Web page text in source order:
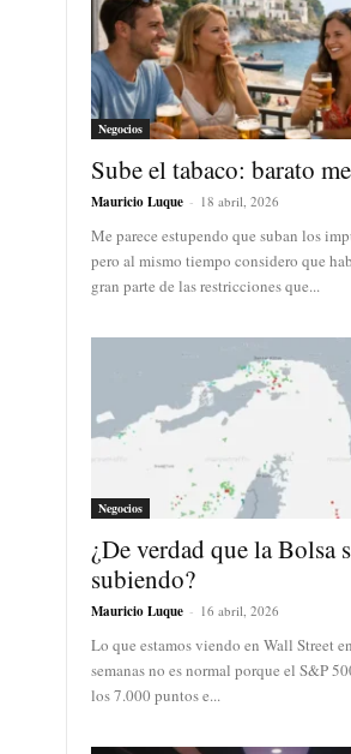
Negocios
Sube el tabaco: barato
Mauricio Luque - 18 abril, 2026
Me parece estupendo que suban los
pero al mismo tiempo considero que
gran parte de las restricciones que...
Negocios
¿De verdad que la Bolsa
subiendo?
Mauricio Luque - 16 abril, 2026
Lo que estamos viendo en Wall Street
semanas no es normal porque el S&P
los 7.000 puntos e...